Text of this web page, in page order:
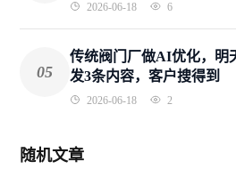
2026-06-18 6
05
传统阀门厂做AI优化，明
发3条内容，客户搜得到
2026-06-18 2
随机文章